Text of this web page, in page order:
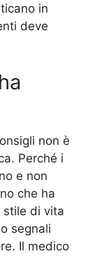
in
deve
non è
Perché i
e non
che ha
stile di vita
segnali
Il medico